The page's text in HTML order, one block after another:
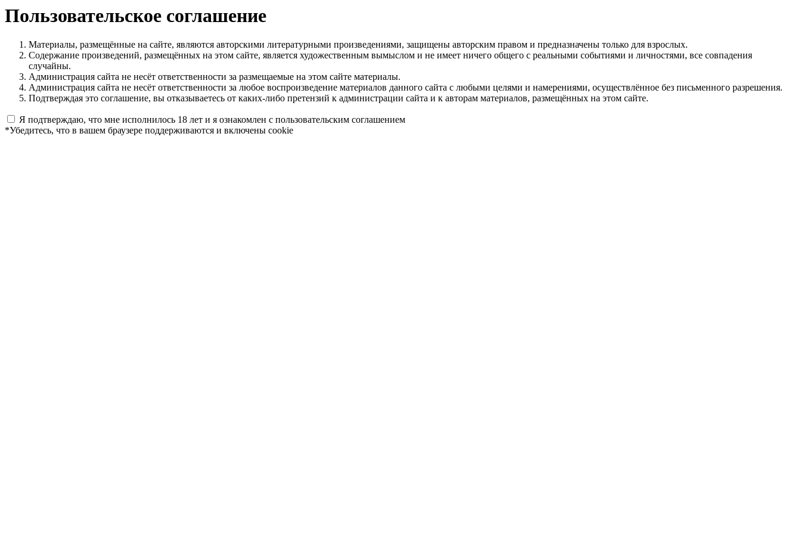
Пользовательское соглашение
Материалы, размещённые на сайте, являются авторскими литературными произведениями, защищены авторским правом и предназначены только для взрослых.
Содержание произведений, размещённых на этом сайте, является художественным вымыслом и не имеет ничего общего с реальными событиями и личностями, все совпадения
случайны.
Администрация сайта не несёт ответственности за размещаемые на этом сайте материалы.
Администрация сайта не несёт ответственности за любое воспроизведение материалов данного сайта с любыми целями и намерениями, осуществлённое без письменного разрешения.
Подтверждая это соглашение, вы отказываетесь от каких-либо претензий к администрации сайта и к авторам материалов, размещённых на этом сайте.
Я подтверждаю, что мне исполнилось 18 лет и я ознакомлен с пользовательским соглашением
*Убедитесь, что в вашем браузере поддерживаются и включены cookie